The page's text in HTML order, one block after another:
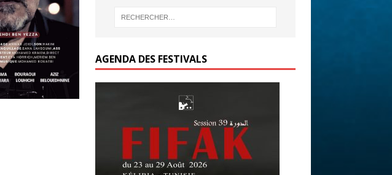
AGENDA DES FESTIVALS